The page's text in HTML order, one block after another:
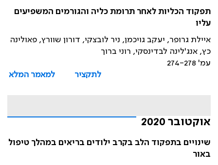
תפקוד הכליות לאחר תרומת כליה והגורמים המשפיעים
עליו
איילת גרופר, יעקב גויכמן, ניר לובצקי, דורון שוורץ, פאולינה
כץ, אנג'לינה לבדינסקי, רוני ברוך
עמ' 274-278
לתקציר
למאמר המלא
אוקטובר 2020
שינויים בתפקוד הלב בקרב ילודים בריאים במהלך טיפול
באור